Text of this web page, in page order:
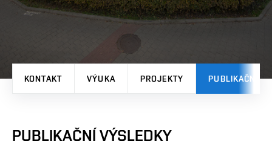
KONTAKT VÝUKA PROJEKTY PUBLIKAČNÍ
PUBLIKAČNÍ VÝSLEDKY